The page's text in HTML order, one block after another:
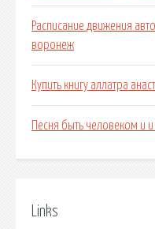
Расписание движения
воронеж
Купить книгу аллатра
Песня быть человеком и и
Links